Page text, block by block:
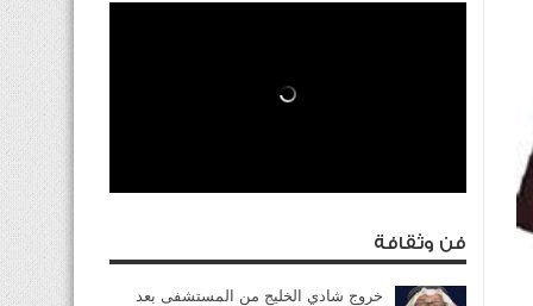
فن وثقافة
خروج شادي الخليج من المستشفى بعد